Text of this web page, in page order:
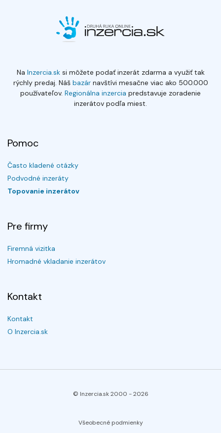
Na Inzercia.sksi môžete podať inzerát zdarma a využiť tak
rýchly predaj. Náš bazárnavštívi mesačne viac ako 500.000
používateľov. Regionálna inzercia predstavuje zoradenie
inzerátov podľa miest.
Pomoc
Často kladené otázky
Podvodné inzeráty
Topovanie inzerátov
Pre firmy
Firemná vizitka
Hromadné vkladanie inzerátov
Kontakt
Kontakt
O Inzercia.sk
© Inzercia.sk 2000 -2026
Všeobecné podmienky